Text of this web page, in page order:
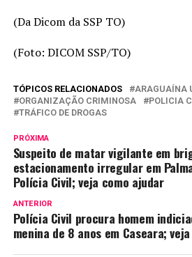
(Da Dicom da SSP TO)
(Foto: DICOM SSP/TO)
TÓPICOS RELACIONADOS
ARAGUAÍNA
ORGANIZAÇÃO CRIMINOSA
POLICIA
TRÁFICO DE DROGAS
PRÓXIMA
Suspeito de matar vigilante em
estacionamento irregular em
Polícia Civil; veja como ajudar
ANTERIOR
Polícia Civil procura homem
menina de 8 anos em Caseara;